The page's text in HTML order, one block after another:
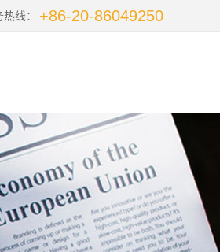
线： +86-20-86049250